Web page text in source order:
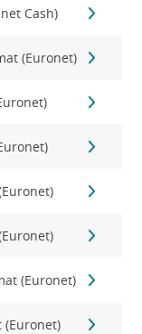
Cash)
(Euronet)
(Euronet)
(Euronet)